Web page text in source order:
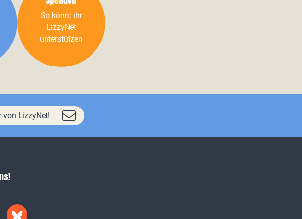
So könnt ihr
LizzyNet
unterstützen
von LizzyNet!